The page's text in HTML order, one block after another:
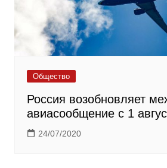
Общество
Россия возобновляет
авиасообщение с 1
24/07/2020